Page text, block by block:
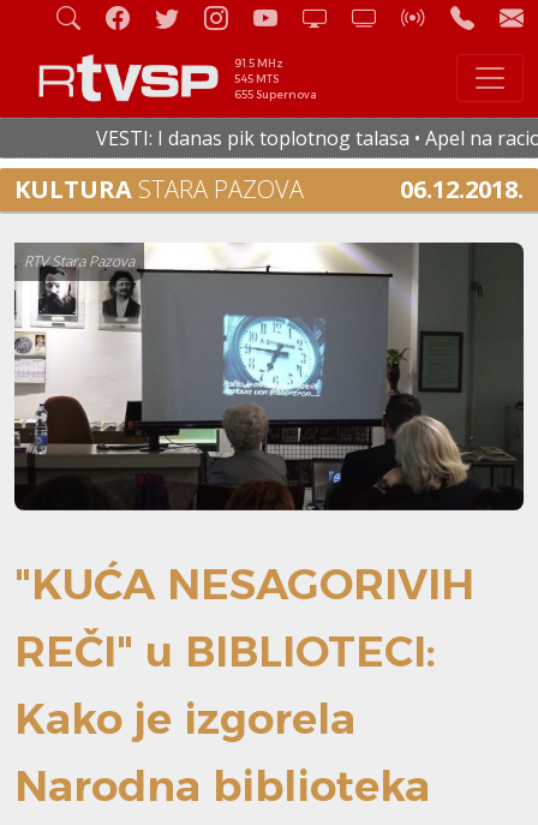
91.5 MHz
545 MTS
655 Supernova
VESTI: I danas pik toplotnog talasa • Apel na
KULTURA STARA PAZOVA 06.12.2018.
RTV Stara Pazova
"KUĆA NESAGORIVIH
REČI" u BIBLIOTECI:
Kako je izgorela
Narodna biblioteka